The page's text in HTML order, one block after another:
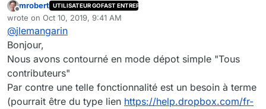
de comptes GoFAST de déposer des documents
dans GoFAST, une adresse mail générique comme
l'a précisé Christopher (style
Comme je te l'ai dis toute à l'heure, nous n'avons
jamais repris cette fonctionnalité qui existait avant
(peu de besoins urgents et problèmes techniques
EDIT : En ce qui concerne le fait de pouvoir éditer
de dépôt donc ça ne sera pas pour tout de suite
sauf dev communautaire.
Tu as une deadline urgente d'après ce que tu m'a
dis (mi octobre ?). Tu peux me rappeler dans quel
cadre ce sera utilisé pour cette deadline ? Il me
semble que les enjeux étaient importants.
Bonne soirée !
Offline
mrobert UTILISATEUR GOFAST ENTREPRISE
wrote on Oct 10, 2019, 9:41 AM
last edited by
@jlemangarin
Bonjour,
Nous avons contourné en mode dépot simple "Tous
contributeurs"
Par contre une telle fonctionnalité est un besoin à terme
(pourrait être du type lien https://help.dropbox.com/fr-